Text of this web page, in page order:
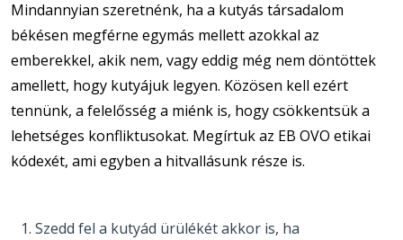
Mindannyian szeretnénk, ha a kutyás társadalom
békésen megférne egymás mellett azokkal az
emberekkel, akik nem, vagy eddig még nem döntöttek
amellett, hogy kutyájuk legyen. Közösen kell ezért
tennünk, a felelősség a miénk is, hogy csökkentsük a
lehetséges konfliktusokat. Megírtuk az EB OVO etikai
kódexét, ami egyben a hitvallásunk része is.
Szedd fel a kutyád ürülékét akkor is, ha